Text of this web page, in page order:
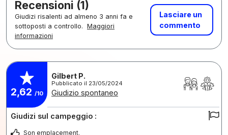
Recensioni (1)
Giudizi risalenti ad almeno 3 anni fa e
sottoposti a controllo. Maggiori
informazioni
Lasciare un
commento
2,62 /10
Gilbert P.
Pubblicato il 23/05/2024
Giudizio spontaneo
Giudizi sul campeggio :
Son emplacement.